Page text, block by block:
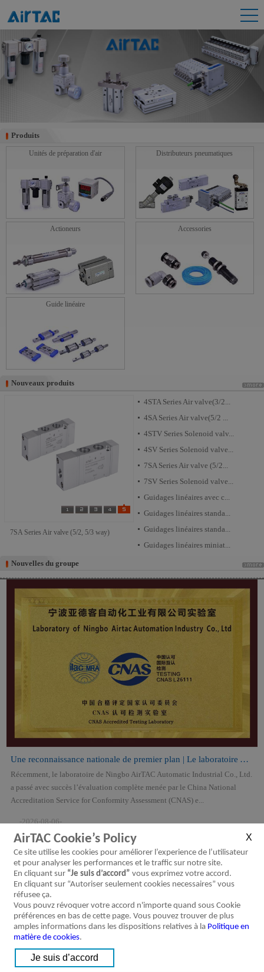
Produits
Produits
Unités de préparation d'air Distributeurs pneumatiques
Actioneurs Accessories
Guide linéaire
Nouveaux produits
Nouveaux produits
7SA Series Air valve (5/2, 5/3 way)
4STA Series Air valve(3/2...
4SA Series Air valve(5/2 ...
4STV Series Solenoid valv...
4SV Series Solenoid valve...
7SA Series Air valve (5/2...
7SV Series Solenoid valve...
Guidages linéaires avec c...
Guidages linéaires standa...
Guidages linéaires standa...
Guidages linéaires miniat...
Nouvelles du groupe
Nouvelles du groupe
Une reconnaissance nationale de premier plan | Le laboratoire AirTAC o...
Récemment, le laboratoire de Ningbo AirTAC Automatic Industrial Co., Ltd.
a passé avec succès l’évaluation complète menée par le China National
Accreditation Service for Conformity Assessment (CNAS) e...
-2026-08-06-
AirTAC Cookie’s Policy
Ce site utilise les cookies pour améliorer l’experience de l’utilisateur
et pour analyser les performances et le traffic sur notre site.
En cliquant sur “Je suis d’accord” vous exprimez votre accord.
En cliquant sur “Autoriser seulement cookies necessaires” vous
réfusee ça.
Vous pouvz révoquer votre accord n'importe quand sous Cookie
préférences en bas de cette page. Vous pouvez trouver de plus
amples informations dans les dispositions relatives à la Politique en
matière de cookies.